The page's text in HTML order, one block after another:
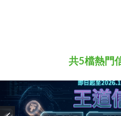
共5檔熱門